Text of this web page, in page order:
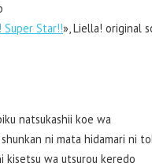
Super Star!!», Liella! original
natsukashii koe wa
ni mata hidamari ni
kisetsu wa utsurou keredo